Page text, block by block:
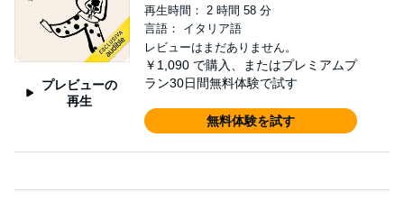
プレビューの
再生
再生時間： 2 時間 58 分
言語： イタリア語
レビューはまだありません。
￥1,090 で購入、またはプレミアムプ
ラン30日間無料体験で試す
無料体験を試す